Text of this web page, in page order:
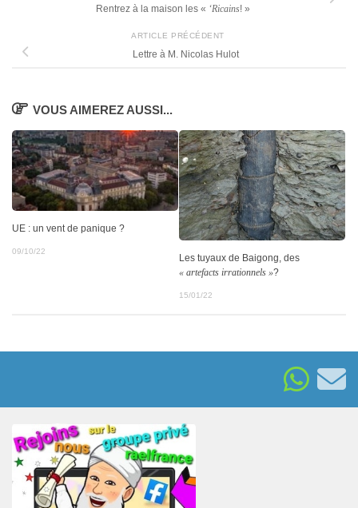
Rentrez à la maison les « ‘Ricains! »
ARTICLE PRÉCÉDENT
Lettre à M. Nicolas Hulot
VOUS AIMEREZ AUSSI...
UE : un vent de panique ?
09/10/22
Les tuyaux de Baigong, des
« artefacts irrationnels »?
15/01/22